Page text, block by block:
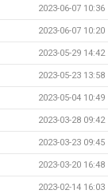
2023-06-07 10:36
2023-06-07 10:20
2023-05-29 14:42
2023-05-23 13:58
2023-05-04 10:49
2023-03-28 09:42
2023-03-23 09:45
2023-03-20 16:48
2023-02-14 16:03